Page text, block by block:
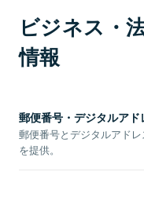
ビジネス・
情報
郵便番号・デジタルアド
郵便番号とデジタルアド
を提供。